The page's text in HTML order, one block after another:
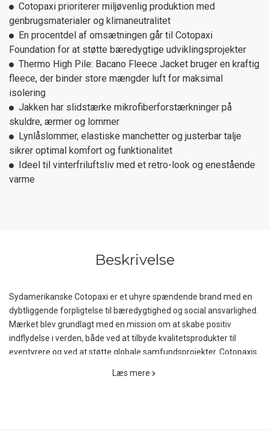
Cotopaxi prioriterer miljøvenlig produktion med
genbrugsmaterialer og klimaneutralitet
En procentdel af omsætningen går til Cotopaxi
Foundation for at støtte bæredygtige udviklingsprojekter
Thermo High Pile: Bacano Fleece Jacket bruger en kraftig
fleece, der binder store mængder luft for maksimal
isolering
Jakken har slidstærke mikrofiberforstærkninger på
skuldre, ærmer og lommer
Lynlåslommer, elastiske manchetter og justerbar talje
sikrer optimal komfort og funktionalitet
Ideel til vinterfriluftsliv med et retro-look og enestående
varme
Beskrivelse
Sydamerikanske Cotopaxi er et uhyre spændende brand med en
dybtliggende forpligtelse til bæredygtighed og social ansvarlighed.
Mærket blev grundlagt med en mission om at skabe positiv
indflydelse i verden, både ved at tilbyde kvalitetsprodukter til
eventyrere og ved at støtte globale samfundsprojekter. Cotopaxis
Læs mere